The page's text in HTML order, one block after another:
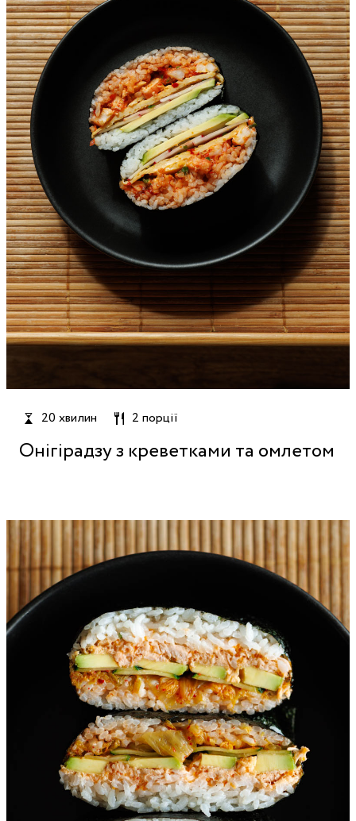
20 хвилин 2 порції
Онігірадзу з креветками та омлетом